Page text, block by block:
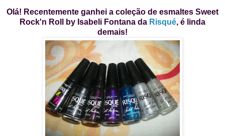
Olá! Recentemente ganhei a coleção de esmaltes Sweet
Rock'n Roll by Isabeli Fontana da Risqué, é linda
demais!